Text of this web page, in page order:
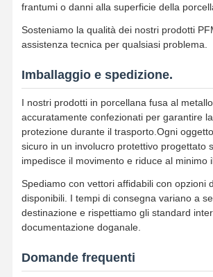
Contenzioni ortodontiche
Sfresco oclusiale
Soluzioni per impianti dentali
frantumi o danni alla superficie della
Sosteniamo la qualità dei nostri prodotti
assistenza tecnica per qualsiasi problema.
Imballaggio e spedizione.
I nostri prodotti in porcellana fusa al
accuratamente confezionati per garantire
protezione durante il trasporto.Ogni
sicuro in un involucro protettivo progettato
impedisce il movimento e riduce al minimo
Spediamo con vettori affidabili con opzioni
disponibili. I tempi di consegna variano a
destinazione e rispettiamo gli standard
documentazione doganale.
Domande frequenti